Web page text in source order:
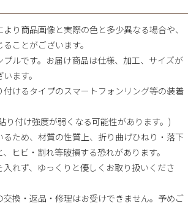
り商品画像と実際の色と多少異なる場合や、
ことがございます。
ルです。お届け商品は仕様、加工、サイズが
ます。
けるタイプのスマートフォンリング等の装着
り付け強度が弱くなる可能性があります。)
ため、材質の性質上、折り曲げひねり・落下
ヒビ・割れ等破損する恐れがあります。
れず、ゆっくりと優しくお取り扱いくださ
換・返品・修理はお受けできません。予めご